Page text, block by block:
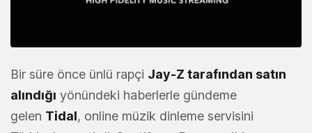
Bir süre önce ünlü rapçi Jay-Z tarafından satın
alındığı yönündeki haberlerle gündeme
gelen Tidal, online müzik dinleme servisini